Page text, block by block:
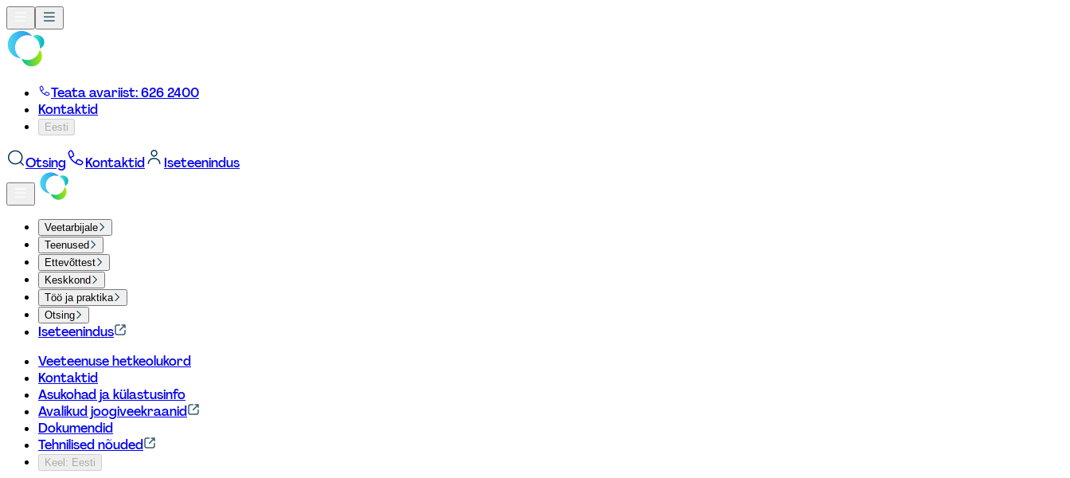
Teata avariist: 626 2400
Kontaktid
Eesti
Otsing Kontaktid Iseteenindus
Veetarbijale
Teenused
Ettevõttest
Keskkond
Töö ja praktika
Otsing
Iseteenindus
Veeteenuse hetkeolukord
Kontaktid
Asukohad ja külastusinfo
Avalikud joogiveekraanid
Dokumendid
Tehnilised nõuded
Keel: Eesti